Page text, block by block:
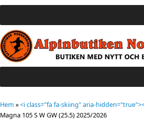
Hem »<i class="fa fa-skiing" aria-
Magna 105 S W GW (25.5) 2025/2026